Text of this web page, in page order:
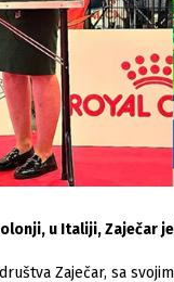
u Italiji, Zaječar
Zaječar, sa